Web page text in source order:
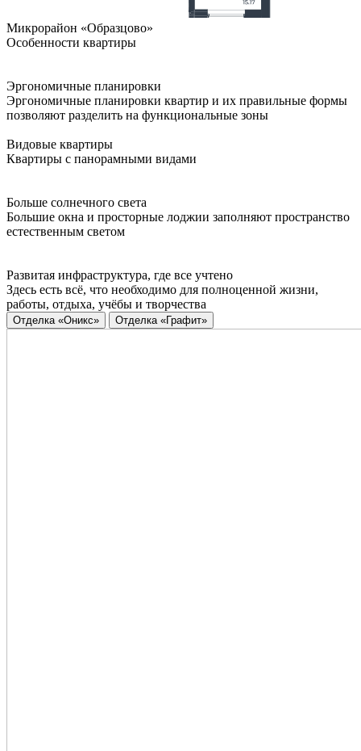
Микрорайон «Образцово»
Особенности квартиры
Эргономичные планировки
Эргономичные планировки квартир и их правильные формы
позволяют разделить на функциональные зоны
Видовые квартиры
Квартиры с панорамными видами
Больше солнечного света
Большие окна и просторные лоджии заполняют пространство
естественным светом
Развитая инфраструктура, где все учтено
Здесь есть всё, что необходимо для полноценной жизни,
работы, отдыха, учёбы и творчества
Отделка «Оникс» Отделка «Графит»